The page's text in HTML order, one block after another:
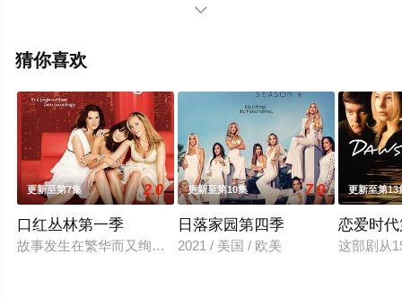
等演员精彩演绎的美国电视剧，大结局剧情已揭晓（1-21
天堂电影网，更多相关信息可移步至豆瓣电视剧、电视猫
或剧情网等平台了解。

猜你喜欢
更新至第7集 2.0
口红丛林第一季
故事发生在繁华而又绚丽的大都市纽约，妮可（基姆·瑞弗 Kim
更新至第10集 7.0
日落家园第四季
2021 / 美国 / 欧美
更新至第13
恋爱时
这部剧从